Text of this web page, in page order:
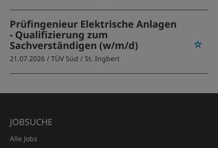
Prüfingenieur Elektrische Anlagen
- Qualifizierung zum
Sachverständigen (w/m/d)
21.07.2026 / TÜV Süd / St. Ingbert
JOBSUCHE
Alle Jobs